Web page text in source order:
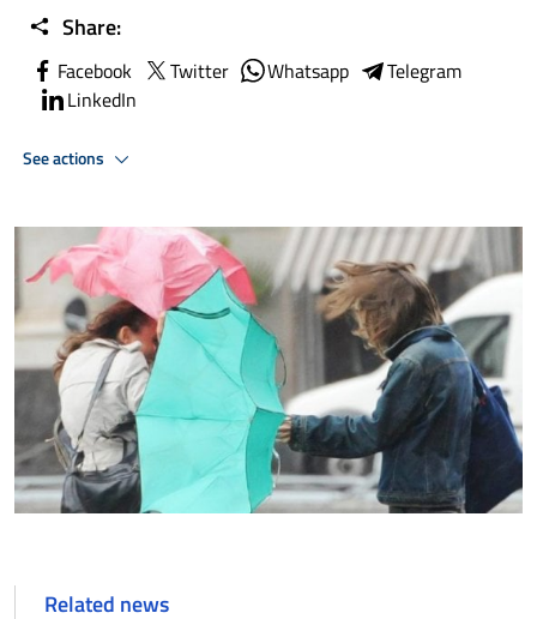
Share:
Facebook Twitter Whatsapp
Telegram
LinkedIn
See actions
Related news